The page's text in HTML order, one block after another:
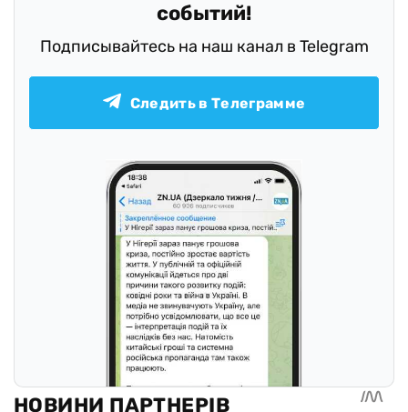
событий!
Подписывайтесь на наш канал в Telegram
Следить в Телеграмме